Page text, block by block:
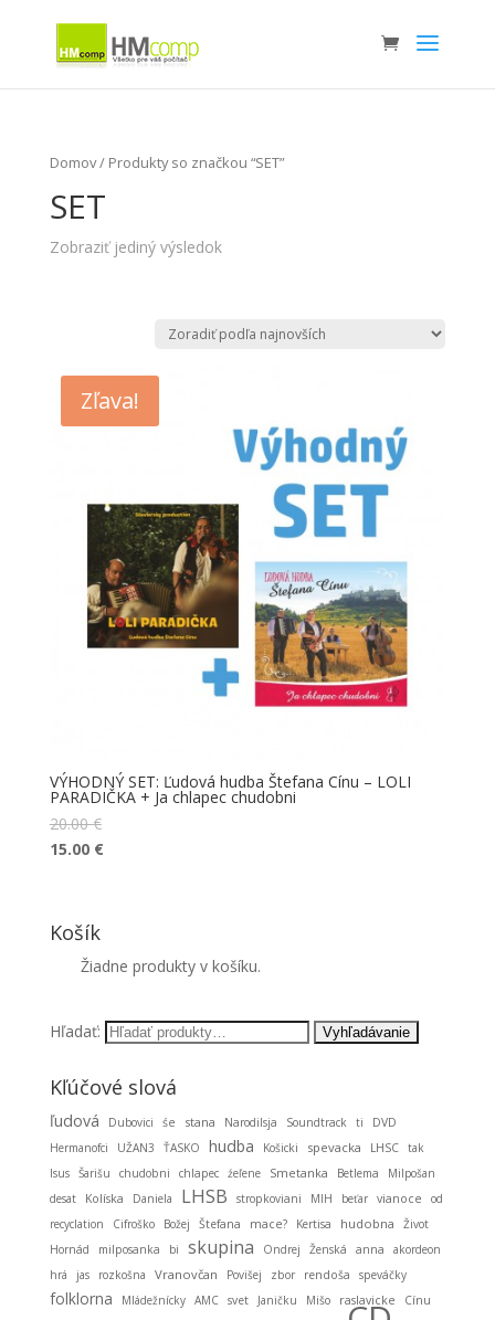
Domov/ Produkty so značkou “SET”
SET
Zobraziť jediný výsledok
Zľava!
VÝHODNÝ SET: Ľudová hudba Štefana Cínu – LOLI
PARADIČKA + Ja chlapec chudobni
20.00€
15.00 €
Košík
Žiadne produkty v košíku.
Hľadať:
Kľúčové slová
ľudová Dubovici śe stana Narodilsja Soundtrack ti
DVD
Hermanofci
UŽAN3 ŤASKO hudba Košicki spevacka LHSC tak
Isus Šarišu chudobni chlapec źeľene Smetanka Betlema
Milpošan
desat
Kolíska Daniela LHSB stropkoviani MIH beťar vianoce
od
recyclation
Cifroško Božej Štefana mace? Kertisa hudobna
Život
Hornád
milposanka bi skupina Ondrej Ženská anna
akordeon
hrá
jas rozkošna Vranovčan Povišej zbor rendoša speváčky
folklorna Mládežnícky AMC svet Janičku Mišo raslavicke
Cínu